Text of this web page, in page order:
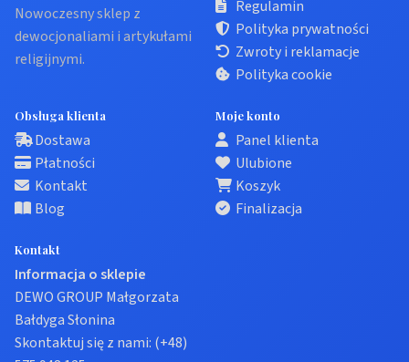
Nowoczesny sklep z
dewocjonaliami i artykułami
religijnymi.
Regulamin
Polityka prywatności
Zwroty i reklamacje
Polityka cookie
Obsługa klienta
Dostawa
Płatności
Kontakt
Blog
Moje konto
Panel klienta
Ulubione
Koszyk
Finalizacja
Kontakt
Informacja o sklepie
DEWO GROUP Małgorzata
Bałdyga Słonina
Skontaktuj się z nami: (+48)